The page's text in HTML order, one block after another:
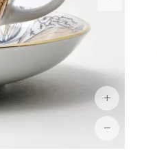
+
−